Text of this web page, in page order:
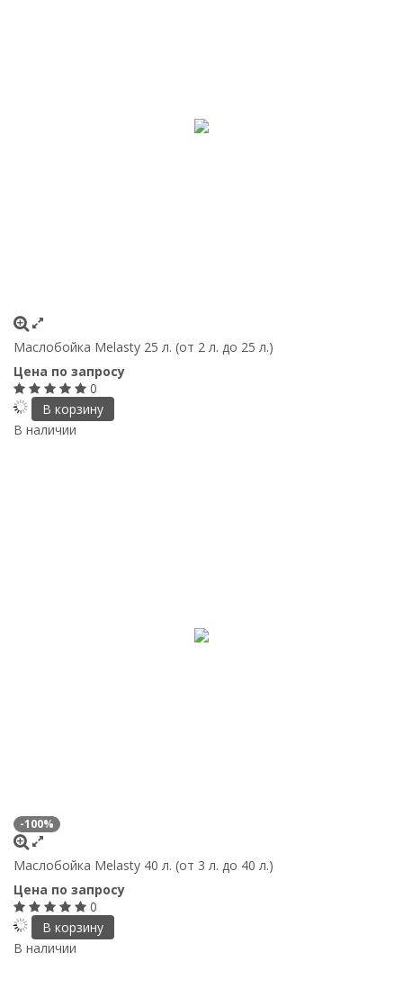
Маслобойка Melasty 25 л. (от 2 л. до 25 л.)
Цена по запросу
0
В корзину
В наличии
-100%
Маслобойка Melasty 40 л. (от 3 л. до 40 л.)
Цена по запросу
0
В корзину
В наличии